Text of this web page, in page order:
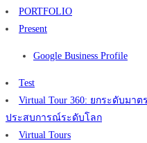
PORTFOLIO
Present
Google Business Profile
Test
Virtual Tour 360: ยกระดับมาต
ประสบการณ์ระดับโลก
Virtual Tours